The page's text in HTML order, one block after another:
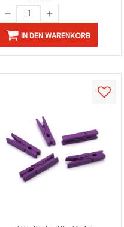
IN DEN WARENKORB